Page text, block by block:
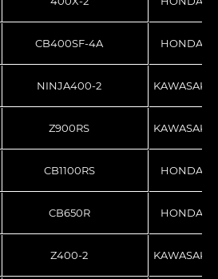
CB400SF-4A HONDA
NINJA400-2 KAWASAKI
Z900RS KAWASAKI
CB1100RS HONDA
CB650R HONDA
Z400-2 KAWASAKI